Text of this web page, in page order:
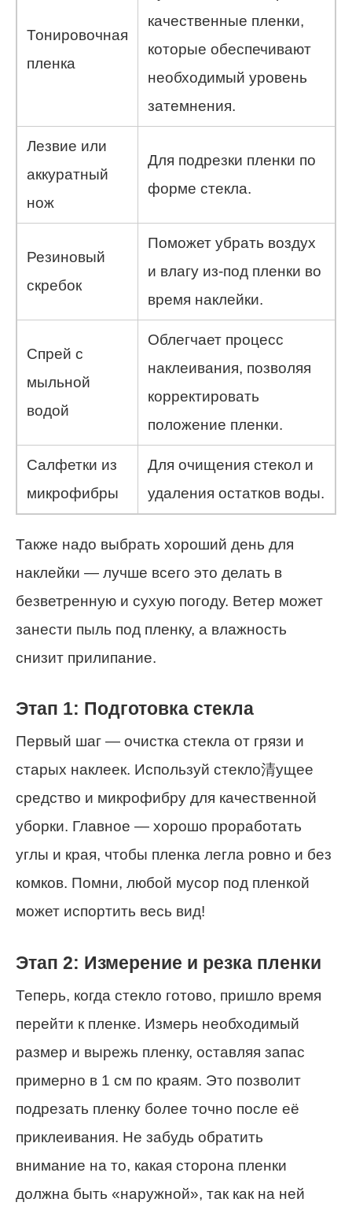
Тонировочная
пленка
качественные пленки,
которые обеспечивают
необходимый уровень
затемнения.
Лезвие или
аккуратный
нож
Для подрезки пленки по
форме стекла.
Резиновый
скребок
Поможет убрать воздух
и влагу из-под пленки во
время наклейки.
Спрей с
мыльной
водой
Облегчает процесс
наклеивания, позволяя
корректировать
положение пленки.
Салфетки из
микрофибры
Для очищения стекол и
удаления остатков воды.
Также надо выбрать хороший день для
наклейки — лучше всего это делать в
безветренную и сухую погоду. Ветер может
занести пыль под пленку, а влажность
снизит прилипание.
Этап 1: Подготовка стекла
Первый шаг — очистка стекла от грязи и
старых наклеек. Используй стекло清ущее
средство и микрофибру для качественной
уборки. Главное — хорошо проработать
углы и края, чтобы пленка легла ровно и без
комков. Помни, любой мусор под пленкой
может испортить весь вид!
Этап 2: Измерение и резка пленки
Теперь, когда стекло готово, пришло время
перейти к пленке. Измерь необходимый
размер и вырежь пленку, оставляя запас
примерно в 1 см по краям. Это позволит
подрезать пленку более точно после её
приклеивания. Не забудь обратить
внимание на то, какая сторона пленки
должна быть «наружной», так как на ней